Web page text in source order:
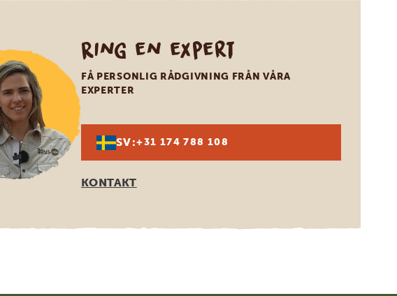
Ring en expert
FÅ PERSONLIG RÅDGIVNING FRÅN VÅRA
EXPERTER
SV:+31 174 788 108
KONTAKT